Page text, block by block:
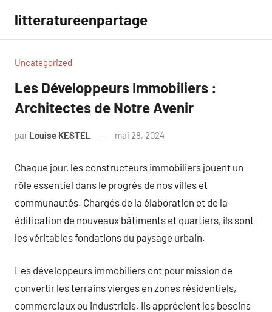
contenu
litteratureenpartage
Uncategorized
Les Développeurs Immobiliers :
Architectes de Notre Avenir
par Louise KESTEL mai 28, 2024
Chaque jour, les constructeurs immobiliers jouent un
rôle essentiel dans le progrès de nos villes et
communautés. Chargés de la élaboration et de la
édification de nouveaux bâtiments et quartiers, ils sont
les véritables fondations du paysage urbain.
Les développeurs immobiliers ont pour mission de
convertir les terrains vierges en zones résidentiels,
commerciaux ou industriels. Ils apprécient les besoins